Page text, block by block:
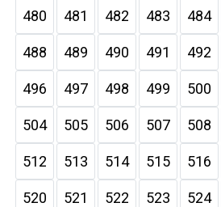
480 481 482 483 484
488 489 490 491 492
496 497 498 499 500
504 505 506 507 508
512 513 514 515 516
520 521 522 523 524